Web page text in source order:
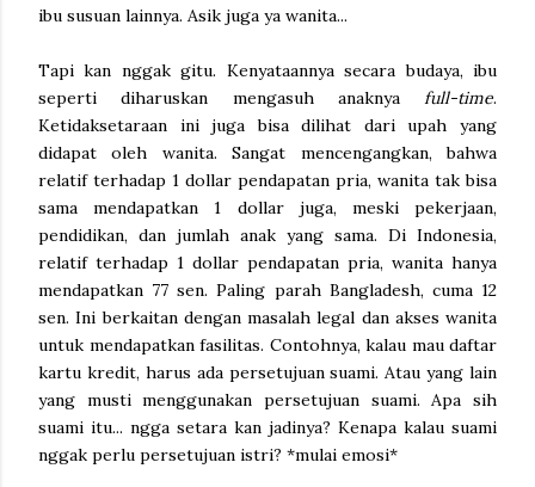
ibu susuan lainnya. Asik juga ya wanita...
Tapi kan nggak gitu. Kenyataannya secara budaya, ibu
seperti diharuskan mengasuh anaknya full-time.
Ketidaksetaraan ini juga bisa dilihat dari upah yang
didapat oleh wanita. Sangat mencengangkan, bahwa
relatif terhadap 1 dollar pendapatan pria, wanita tak bisa
sama mendapatkan 1 dollar juga, meski pekerjaan,
pendidikan, dan jumlah anak yang sama. Di Indonesia,
relatif terhadap 1 dollar pendapatan pria, wanita hanya
mendapatkan 77 sen. Paling parah Bangladesh, cuma 12
sen. Ini berkaitan dengan masalah legal dan akses wanita
untuk mendapatkan fasilitas. Contohnya, kalau mau daftar
kartu kredit, harus ada persetujuan suami. Atau yang lain
yang musti menggunakan persetujuan suami. Apa sih
suami itu... ngga setara kan jadinya? Kenapa kalau suami
nggak perlu persetujuan istri? *mulai emosi*